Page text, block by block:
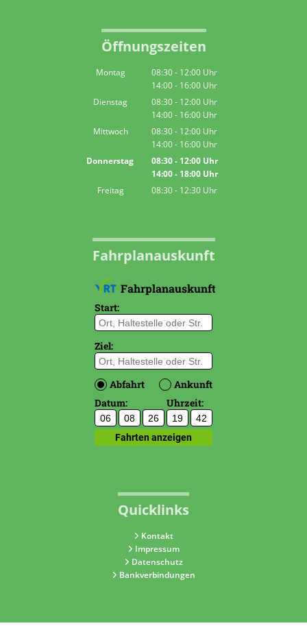
Öffnungszeiten
Montag 08:30- 12:00 Uhr
Von 08:30 bis 12:00 Uhr
14:00- 16:00 Uhr
Von 14:00 bis 16:00 Uhr
Dienstag 08:30- 12:00 Uhr
Von 08:30 bis 12:00 Uhr
14:00- 16:00 Uhr
Von 14:00 bis 16:00 Uhr
Mittwoch 08:30- 12:00 Uhr
Von 08:30 bis 12:00 Uhr
14:00- 16:00 Uhr
Von 14:00 bis 16:00 Uhr
Donnerstag 08:30- 12:00Uhr
Von 08:30 bis 12:00 Uhr
14:00- 18:00Uhr
Von 14:00 bis 18:00 Uhr
Freitag 08:30- 12:30 Uhr
Fahrplanauskunft
Quicklinks
Kontakt
Impressum
Datenschutz
Bankverbindungen